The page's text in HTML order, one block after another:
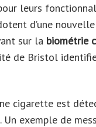
leurs
d’une
sur la biométrie
de Bristol
cigarette est
exemple de